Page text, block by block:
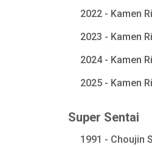
2022 - Kamen
2023 - Kamen
2024 - Kamen
2025 - Kamen
Super Sentai
1991 - Choujin